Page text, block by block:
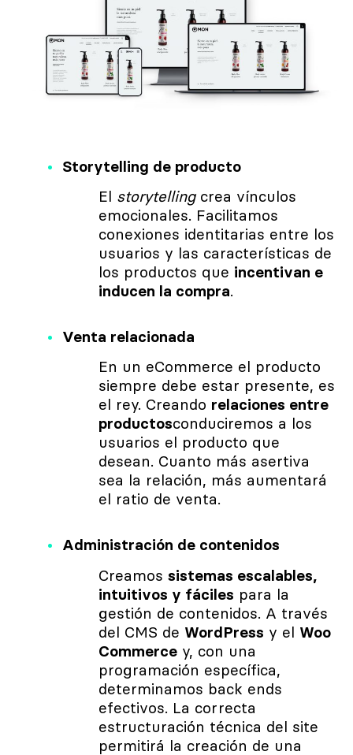
Storytelling de producto
El storytellingcrea vínculos
emocionales. Facilitamos
conexiones identitarias entre los
usuarios y las características de
los productos que incentivan e
inducen la compra.
Venta relacionada
En un eCommerce el producto
siempre debe estar presente, es
el rey. Creando relaciones entre
productosconduciremos a los
usuarios el producto que
desean. Cuanto más asertiva
sea la relación, más aumentará
el ratio de venta.
Administración de contenidos
Creamossistemas escalables,
intuitivos y fáciles para la
gestión de contenidos. A través
del CMS de WordPress y el Woo
Commerce y, con una
programación específica,
determinamos back ends
efectivos. La correcta
estructuración técnica del site
permitirá la creación de una